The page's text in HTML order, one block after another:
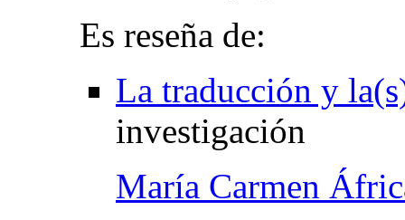
Es reseña de:
La traducción y
investigación
María Carmen